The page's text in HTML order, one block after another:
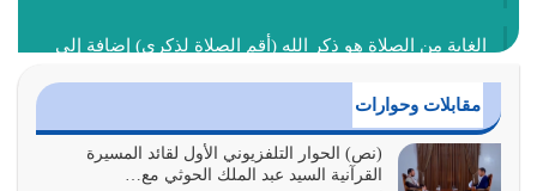
الغاية من الصلاة هو ذكر الله (أقم الصلاة لذكري) إضافة إلى
أغسطس 2, 2026
السبب الرئيسي لشقاء الأمة الابتعاد عن كتاب الله والتعدي
لحدود الله بالإضافات للدين
مقابلات وحوارات
(نص) الحوار التلفزيوني الأول لقائد المسيرة
القرآنية السيد عبد الملك الحوثي مع…